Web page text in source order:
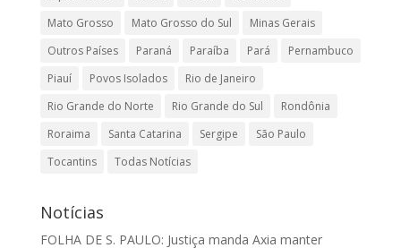
Mato Grosso
Mato Grosso do Sul
Minas Gerais
Outros Países
Paraná Paraíba Pará
Pernambuco
Piauí
Povos Isolados
Rio de Janeiro
Rio Grande do Norte
Rio Grande do Sul
Rondônia
Roraima
Santa Catarina Sergipe
São Paulo
Tocantins
Todas Notícias
Notícias
FOLHA DE S. PAULO: Justiça manda Axia manter